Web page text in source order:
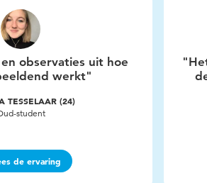
observaties uit hoe
werkt"
TESSELAAR (24)
student
de ervaring